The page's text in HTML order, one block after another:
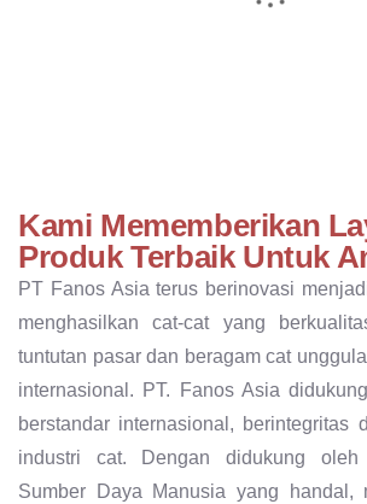
Kami Mememberikan
Produk Terbaik Untuk
PT Fanos Asia terus berinovasi
menghasilkan cat-cat yang
tuntutan pasar dan beragam cat
internasional. PT. Fanos Asia
berstandar internasional, berintegritas
industri cat. Dengan didukung oleh
Sumber Daya Manusia yang handal,